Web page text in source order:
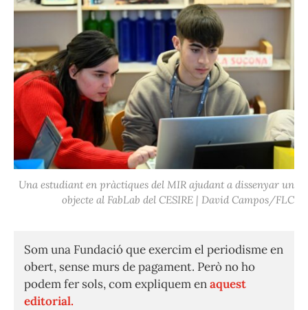
Una estudiant en pràctiques del MIR ajudant a dissenyar un
objecte al FabLab del CESIRE | David Campos/FLC
Som una Fundació que exercim el periodisme en
obert, sense murs de pagament. Però no ho
podem fer sols, com expliquem enaquest
editorial.